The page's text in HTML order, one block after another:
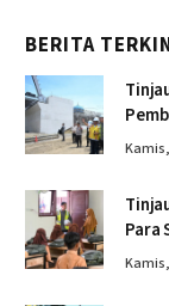
BERITA
dan
Para